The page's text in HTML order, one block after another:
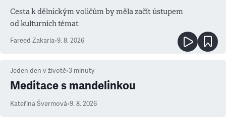
Cesta k dělnickým voličům by měla začít ústupem
od kulturních témat
Fareed Zakaria•9. 8. 2026
Jeden den v životě•3 minuty
Meditace s mandelinkou
Kateřina Švermová•9. 8. 2026